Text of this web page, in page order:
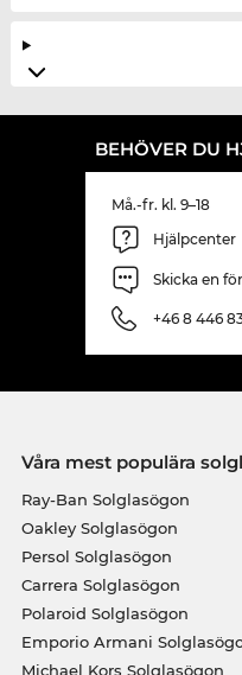
BEHÖVER DU
Må.-fr. kl. 9–18
Hjälpcenter
Skicka en
+46 8 446
Våra mest populära
Ray-Ban Solglasögon
Oakley Solglasögon
Persol Solglasögon
Carrera Solglasögon
Polaroid Solglasögon
Emporio Armani
Michael Kors Solglasögon